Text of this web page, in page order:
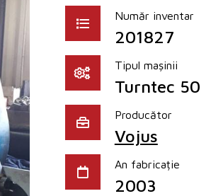
Număr inventar
201827
Tipul mașinii
Turntec 50
Producător
Vojus
An fabricație
2003